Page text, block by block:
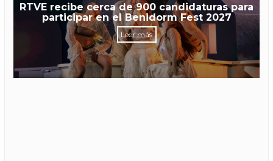
RTVE recibe cerca de 900 candidaturas para
participar en el Benidorm Fest 2027
Leer más